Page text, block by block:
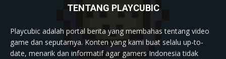
TENTANG PLAYCUBIC
Playcubic adalah portal berita yang membahas tentang video
game dan seputarnya. Konten yang kami buat selalu up-to-
date, menarik dan informatif agar gamers Indonesia tidak